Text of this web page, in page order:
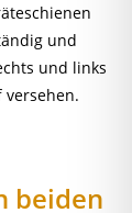
und
und links
beiden